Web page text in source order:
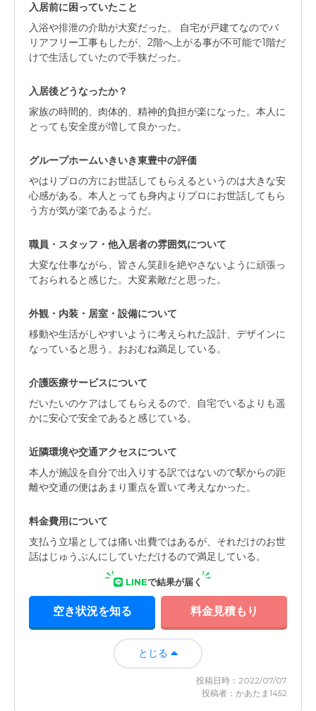
入居前に困っていたこと
入浴や排泄の介助が大変だった。 自宅が戸建てなのでバ
リアフリー工事もしたが、2階へ上がる事が不可能で1階だ
けで生活していたので手狭だった。
入居後どうなったか？
家族の時間的、肉体的、精神的負担が楽になった。本人に
とっても安全度が増して良かった。
グループホームいきいき東豊中の評価
やはりプロの方にお世話してもらえるというのは大きな安
心感がある。本人とっても身内よりプロにお世話してもら
う方が気が楽であるようだ。
職員・スタッフ・他入居者の雰囲気について
大変な仕事ながら、皆さん笑顔を絶やさないように頑張っ
ておられると感じた。大変素敵だと思った。
外観・内装・居室・設備について
移動や生活がしやすいように考えられた設計、デザインに
なっていると思う。おおむね満足している。
介護医療サービスについて
だいたいのケアはしてもらえるので、自宅でいるよりも遥
かに安心で安全であると感じている。
近隣環境や交通アクセスについて
本人が施設を自分で出入りする訳ではないので駅からの距
離や交通の便はあまり重点を置いて考えなかった。
料金費用について
支払う立場としては痛い出費ではあるが、それだけのお世
話はじゅうぶんにしていただけるので満足している。
LINEで結果が届く
空き状況を知る 料金見積もり
とじる
投稿日時：2022/07/07
投稿者：かあたま1452